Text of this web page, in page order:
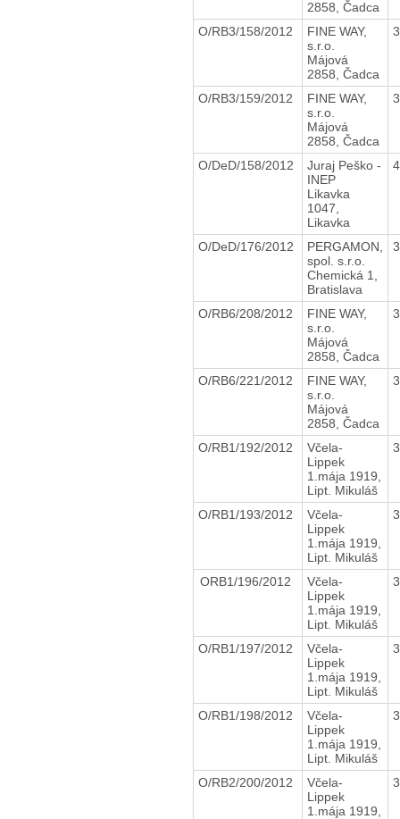
2858, Čadca
O/RB3/158/2012
FINE WAY,
s.r.o.
Májová
2858, Čadca
O/RB3/159/2012
FINE WAY,
s.r.o.
Májová
2858, Čadca
O/DeD/158/2012
Juraj Peško -
INEP
Likavka
1047,
Likavka
O/DeD/176/2012
PERGAMON,
spol. s.r.o.
Chemická 1,
Bratislava
O/RB6/208/2012
FINE WAY,
s.r.o.
Májová
2858, Čadca
O/RB6/221/2012
FINE WAY,
s.r.o.
Májová
2858, Čadca
O/RB1/192/2012
Včela-
Lippek
1.mája 1919,
Lipt. Mikuláš
O/RB1/193/2012
Včela-
Lippek
1.mája 1919,
Lipt. Mikuláš
ORB1/196/2012
Včela-
Lippek
1.mája 1919,
Lipt. Mikuláš
O/RB1/197/2012
Včela-
Lippek
1.mája 1919,
Lipt. Mikuláš
O/RB1/198/2012
Včela-
Lippek
1.mája 1919,
Lipt. Mikuláš
O/RB2/200/2012
Včela-
Lippek
1.mája 1919,